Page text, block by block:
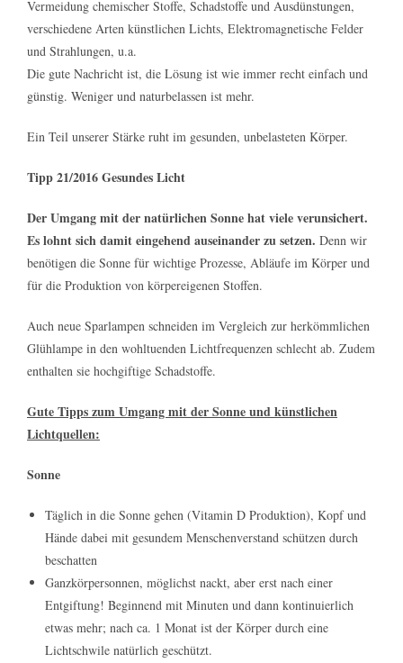
Vermeidung chemischer Stoffe, Schadstoffe und Ausdünstungen,
verschiedene Arten künstlichen Lichts, Elektromagnetische Felder
und Strahlungen, u.a.
Die gute Nachricht ist, die Lösung ist wie immer recht einfach und
günstig. Weniger und naturbelassen ist mehr.
Ein Teil unserer Stärke ruht im gesunden, unbelasteten Körper.
Tipp 21/2016 Gesundes Licht
Der Umgang mit der natürlichen Sonne hat viele verunsichert.
Es lohnt sich damit eingehend auseinander zu setzen. Denn wir
benötigen die Sonne für wichtige Prozesse, Abläufe im Körper und
für die Produktion von körpereigenen Stoffen.
Auch neue Sparlampen schneiden im Vergleich zur herkömmlichen
Glühlampe in den wohltuenden Lichtfrequenzen schlecht ab. Zudem
enthalten sie hochgiftige Schadstoffe.
Gute Tipps zum Umgang mit der Sonne und künstlichen
Lichtquellen:
Sonne
Täglich in die Sonne gehen (Vitamin D Produktion), Kopf und
Hände dabei mit gesundem Menschenverstand schützen durch
beschatten
Ganzkörpersonnen, möglichst nackt, aber erst nach einer
Entgiftung! Beginnend mit Minuten und dann kontinuierlich
etwas mehr; nach ca. 1 Monat ist der Körper durch eine
Lichtschwile natürlich geschützt.